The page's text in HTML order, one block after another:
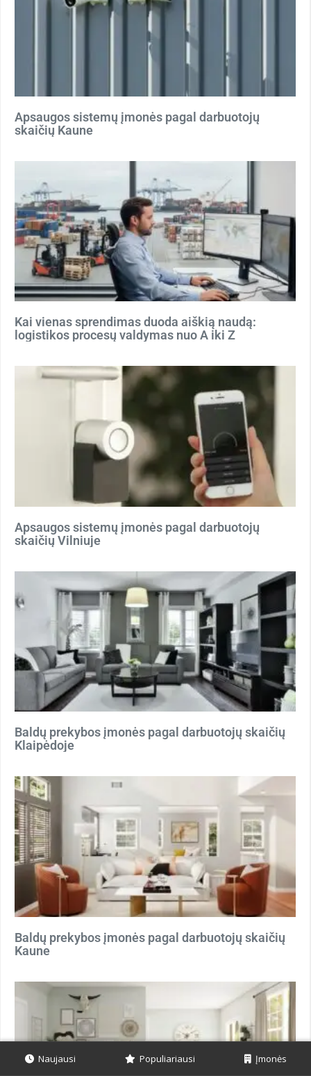
Apsaugos sistemų įmonės pagal darbuotojų
skaičių Kaune
Kai vienas sprendimas duoda aiškią naudą:
logistikos procesų valdymas nuo A iki Z
Apsaugos sistemų įmonės pagal darbuotojų
skaičių Vilniuje
Baldų prekybos įmonės pagal darbuotojų skaičių
Klaipėdoje
Baldų prekybos įmonės pagal darbuotojų skaičių
Kaune
Naujausi Populiariausi Įmonės